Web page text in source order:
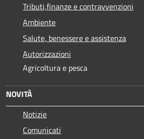
Tributi,finanze e contravvenzioni
Ambiente
Salute, benessere e assistenza
Autorizzazioni
Agricoltura e pesca
NOVITÀ
Notizie
Comunicati